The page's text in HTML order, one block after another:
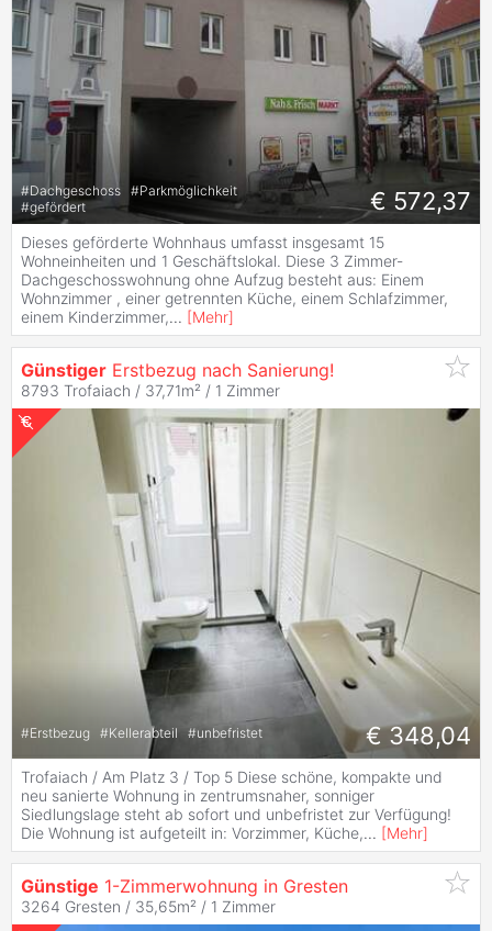
#Dachgeschoss #Parkmöglichkeit
#gefördert € 572,37
Dieses geförderte Wohnhaus umfasst insgesamt 15
Wohneinheiten und 1 Geschäftslokal. Diese 3 Zimmer-
Dachgeschosswohnung ohne Aufzug besteht aus: Einem
Wohnzimmer , einer getrennten Küche, einem Schlafzimmer,
einem Kinderzimmer,... [Mehr]
Günstiger Erstbezug nach Sanierung!
8793 Trofaiach / 37,71m² / 1 Zimmer
#Erstbezug #Kellerabteil #unbefristet € 348,04
Trofaiach / Am Platz 3 / Top 5 Diese schöne, kompakte und
neu sanierte Wohnung in zentrumsnaher, sonniger
Siedlungslage steht ab sofort und unbefristet zur Verfügung!
Die Wohnung ist aufgeteilt in: Vorzimmer, Küche,... [Mehr]
Günstige 1-Zimmerwohnung in Gresten
3264 Gresten / 35,65m² / 1 Zimmer